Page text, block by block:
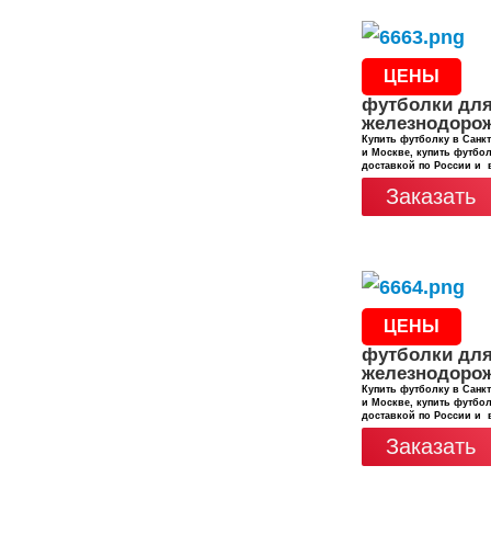
ЦЕНЫ
футболки
Купить футболку в
и Москве, купить
доставкой по России и
Заказать
ЦЕНЫ
футболки
Купить футболку в
и Москве, купить
доставкой по России и
Заказать